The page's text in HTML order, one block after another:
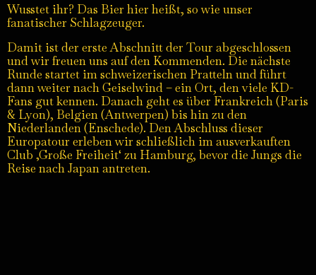
Wusstet ihr? Das Bier hier heißt, so wie unser
fanatischer Schlagzeuger.
Damit ist der erste Abschnitt der Tour abgeschlossen
und wir freuen uns auf den Kommenden. Die nächste
Runde startet im schweizerischen Pratteln und führt
dann weiter nach Geiselwind – ein Ort, den viele KD-
Fans gut kennen. Danach geht es über Frankreich (Paris
& Lyon), Belgien (Antwerpen) bis hin zu den
Niederlanden (Enschede). Den Abschluss dieser
Europatour erleben wir schließlich im ausverkauften
Club ‚Große Freiheit‘ zu Hamburg, bevor die Jungs die
Reise nach Japan antreten.